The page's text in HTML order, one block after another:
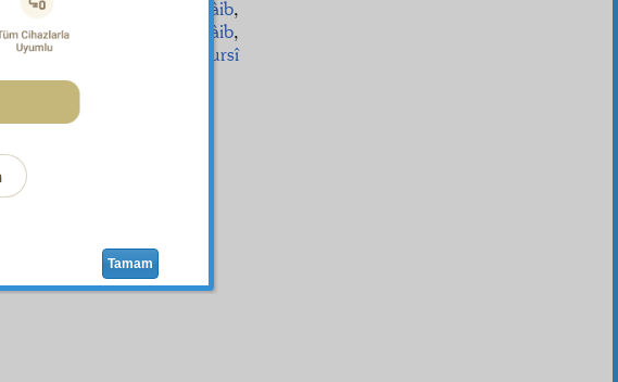
Ehu'l-Acâib,
İbn-u Ammi'l-Garâib,
Bediüzzaman Said Nursî
Tamam